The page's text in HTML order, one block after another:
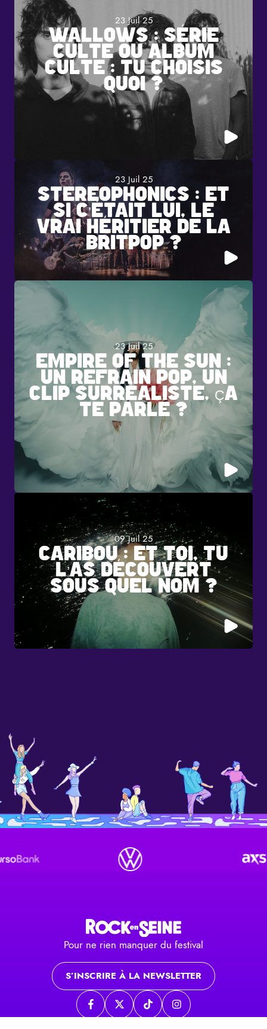
23 Juil 25
WALLOWS : SÉRIE
CULTE OU ALBUM
CULTE : TU CHOISIS
QUOI ?
23 Juil 25
STEREOPHONICS : ET
SI C’ÉTAIT LUI, LE
VRAI HÉRITIER DE LA
BRITPOP ?
23 Juil 25
EMPIRE OF THE SUN :
UN REFRAIN POP, UN
CLIP SURRÉALISTE, ÇA
TE PARLE ?
09 Juil 25
CARIBOU : ET TOI, TU
L’AS DÉCOUVERT
SOUS QUEL NOM ?
Pour ne rien manquer du festival
S’INSCRIRE À LA NEWSLETTER
Page Facebook
Page twitterPage TikTokPage Instagram